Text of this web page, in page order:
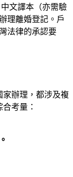
文譯本（亦需驗
理離婚登記。戶
法律的承認要
家辦理，都涉及複
考量：